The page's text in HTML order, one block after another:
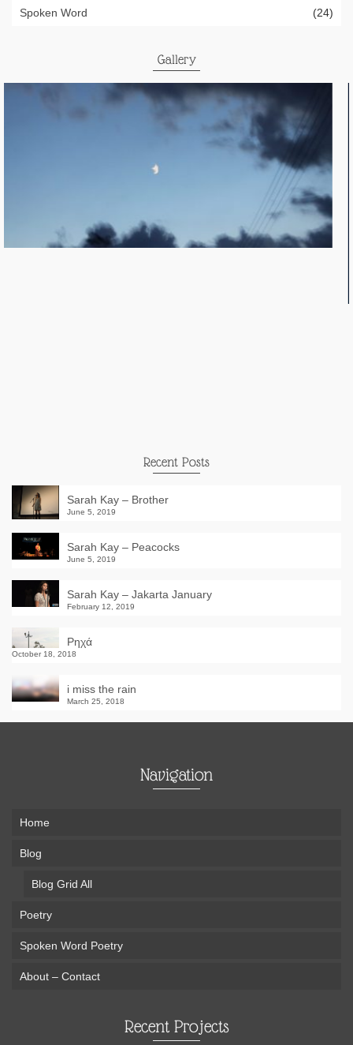
Spoken Word (24)
Gallery
Recent Posts
Sarah Kay – Brother
June 5, 2019
Sarah Kay – Peacocks
June 5, 2019
Sarah Kay – Jakarta January
February 12, 2019
Ρηχά
October 18, 2018
i miss the rain
March 25, 2018
Navigation
Home
Blog
Blog Grid All
Poetry
Spoken Word Poetry
About – Contact
Recent Projects